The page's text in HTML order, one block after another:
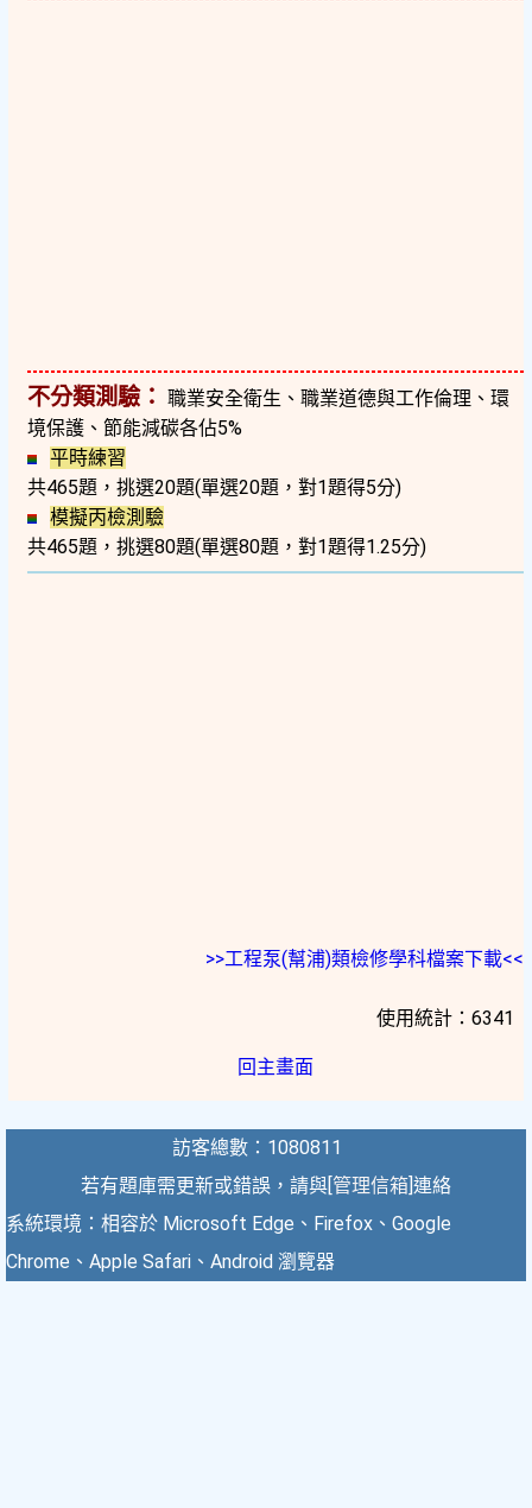
不分類測驗： 職業安全衛生、職業道德與工作倫理、環
境保護、節能減碳各佔5%
平時練習
共465題，挑選20題(單選20題，對1題得5分)
模擬丙檢測驗
共465題，挑選80題(單選80題，對1題得1.25分)
>>工程泵(幫浦)類檢修學科檔案下載<<
使用統計：6341
回主畫面
訪客總數：1080811
若有題庫需更新或錯誤，請與[管理信箱]連絡
系統環境：相容於 Microsoft Edge、Firefox、Google
Chrome、Apple Safari、Android 瀏覽器